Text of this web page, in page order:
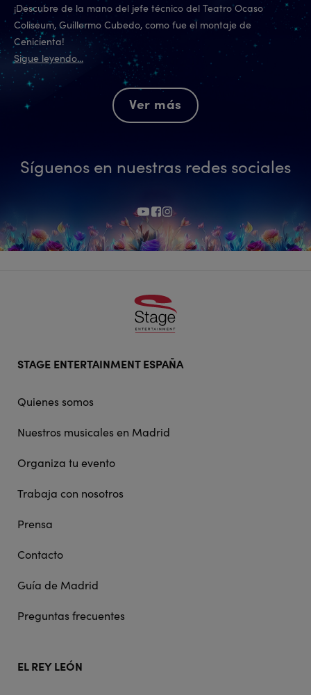
¡Descubre de la mano del jefe técnico del Teatro Ocaso
Coliseum, Guillermo Cubedo, como fue el montaje de
Cenicienta!
Sigue leyendo...
Ver más
Síguenos en nuestras redes sociales
doormat
STAGE ENTERTAINMENT ESPAÑA
Quienes somos
Nuestros musicales en Madrid
Organiza tu evento
Trabaja con nosotros
Prensa
Contacto
Guía de Madrid
Preguntas frecuentes
EL REY LEÓN